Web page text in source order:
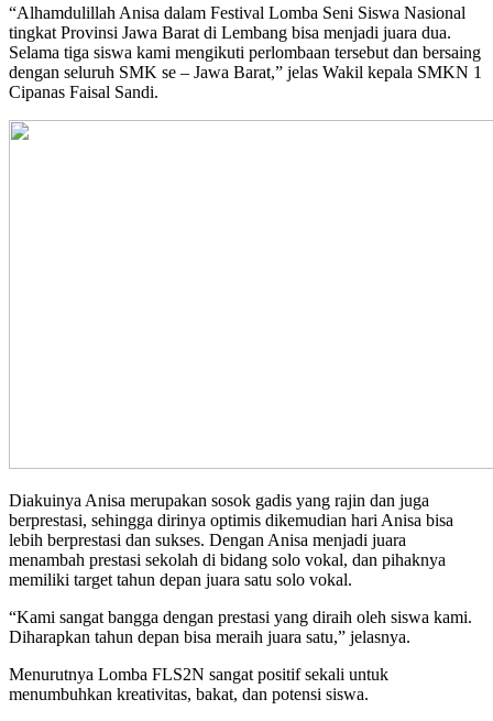
“Alhamdulillah Anisa dalam Festival Lomba Seni Siswa Nasional
tingkat Provinsi Jawa Barat di Lembang bisa menjadi juara dua.
Selama tiga siswa kami mengikuti perlombaan tersebut dan bersaing
dengan seluruh SMK se – Jawa Barat,” jelas Wakil kepala SMKN 1
Cipanas Faisal Sandi.
Diakuinya Anisa merupakan sosok gadis yang rajin dan juga
berprestasi, sehingga dirinya optimis dikemudian hari Anisa bisa
lebih berprestasi dan sukses. Dengan Anisa menjadi juara
menambah prestasi sekolah di bidang solo vokal, dan pihaknya
memiliki target tahun depan juara satu solo vokal.
“Kami sangat bangga dengan prestasi yang diraih oleh siswa kami.
Diharapkan tahun depan bisa meraih juara satu,” jelasnya.
Menurutnya Lomba FLS2N sangat positif sekali untuk
menumbuhkan kreativitas, bakat, dan potensi siswa.